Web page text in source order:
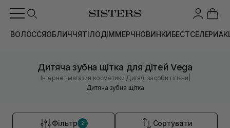
ВОЛОССЯОБЛИЧЧЯТІЛОДІММЕРЧНОВИНКИБЕСТСЕЛЕРИ
Дитяча зубна щітка для дітей Vega
Інтернет магазин косметики Дитячі засоби гігієни
Дитяча зубна щітка
Фільтр 2 Сортувати